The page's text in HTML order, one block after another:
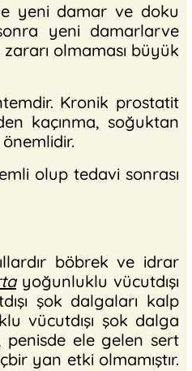
yeni damar ve doku
yeni damarlarve
olmaması büyük
Kronik prostatit
kaçınma, soğuktan
olup tedavi sonrası
böbrek ve idrar
yoğunluklu vücutdışı
şok dalgaları kalp
vücutdışı şok dalga
penisde ele gelen sert
yan etki olmamıştır.